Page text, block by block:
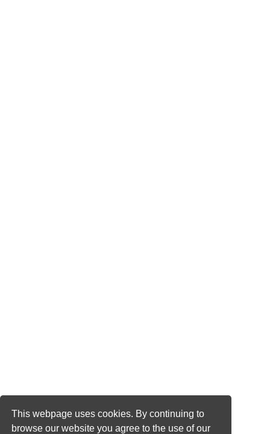
This webpage uses cookies. By continuing to
browse our website you agree to the use of our